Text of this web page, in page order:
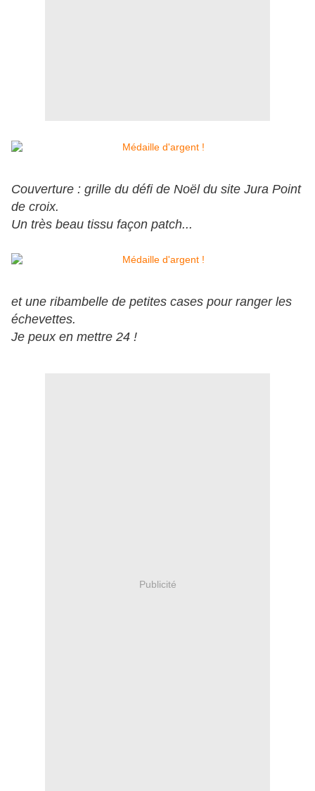
Couverture : grille du défi de Noël du site Jura Point
de croix.
Un très beau tissu façon patch...
et une ribambelle de petites cases pour ranger les
échevettes.
Je peux en mettre 24 !
Publicité